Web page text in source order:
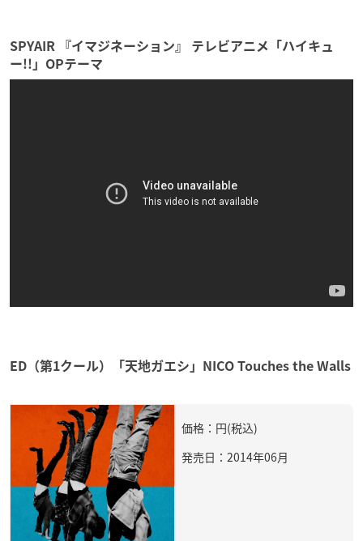
SPYAIR 『イマジネーション』 テレビアニメ「ハイキュ
ー!!」OPテーマ
ED（第1クール）「天地ガエシ」NICO Touches the Walls
価格：円(税込)
発売日：2014年06月